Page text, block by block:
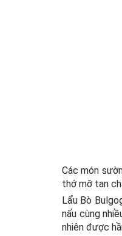
Các món
thớ mỡ tan
Lẩu Bò
nấu cùng
nhiên được